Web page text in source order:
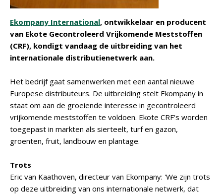
Ekompany International, ontwikkelaar en producent
van Ekote Gecontroleerd Vrijkomende Meststoffen
(CRF), kondigt vandaag de uitbreiding van het
internationale distributienetwerk aan.
Het bedrijf gaat samenwerken met een aantal nieuwe
Europese distributeurs. De uitbreiding stelt Ekompany in
staat om aan de groeiende interesse in gecontroleerd
vrijkomende meststoffen te voldoen. Ekote CRF's worden
toegepast in markten als sierteelt, turf en gazon,
groenten, fruit, landbouw en plantage.
Trots
Eric van Kaathoven, directeur van Ekompany: 'We zijn trots
op deze uitbreiding van ons internationale netwerk, dat